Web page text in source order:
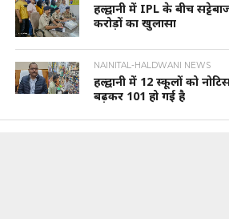
हल्द्वानी में IPL के बीच
करोड़ों का खुलासा
NAINITAL-HALDWANI NEWS
हल्द्वानी में 12 स्कूलों को
बढ़कर 101 हो गई है